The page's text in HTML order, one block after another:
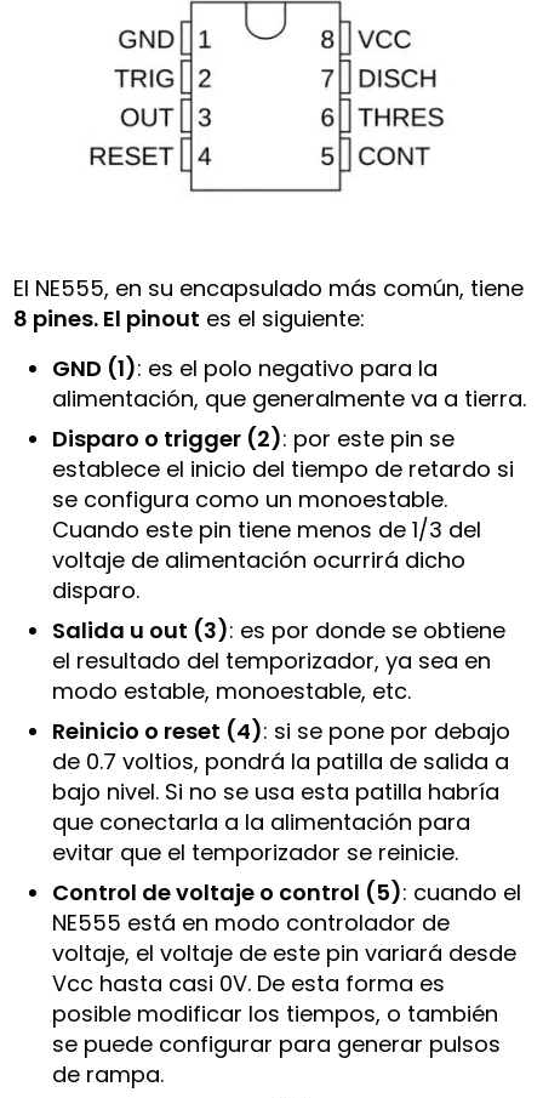
El NE555, en su encapsulado más común, tiene
8 pines. El pinout es el siguiente:
GND (1): es el polo negativo para la
alimentación, que generalmente va a tierra.
Disparo o trigger (2): por este pin se
establece el inicio del tiempo de retardo si
se configura como un monoestable.
Cuando este pin tiene menos de 1/3 del
voltaje de alimentación ocurrirá dicho
disparo.
Salida u out (3): es por donde se obtiene
el resultado del temporizador, ya sea en
modo estable, monoestable, etc.
Reinicio o reset (4): si se pone por debajo
de 0.7 voltios, pondrá la patilla de salida a
bajo nivel. Si no se usa esta patilla habría
que conectarla a la alimentación para
evitar que el temporizador se reinicie.
Control de voltaje o control (5): cuando el
NE555 está en modo controlador de
voltaje, el voltaje de este pin variará desde
Vcc hasta casi 0V. De esta forma es
posible modificar los tiempos, o también
se puede configurar para generar pulsos
de rampa.